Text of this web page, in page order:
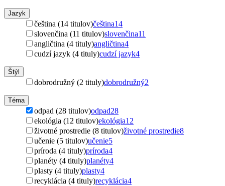
Jazyk
čeština (14 titulov)čeština14
slovenčina (11 titulov)slovenčina11
angličtina (4 tituly)angličtina4
cudzí jazyk (4 tituly)cudzí jazyk4
Štýl
dobrodružný (2 tituly)dobrodružný2
Téma
odpad (28 titulov)odpad28
ekológia (12 titulov)ekológia12
životné prostredie (8 titulov)životné prostredie8
učenie (5 titulov)učenie5
príroda (4 tituly)príroda4
planéty (4 tituly)planéty4
plasty (4 tituly)plasty4
recyklácia (4 tituly)recyklácia4